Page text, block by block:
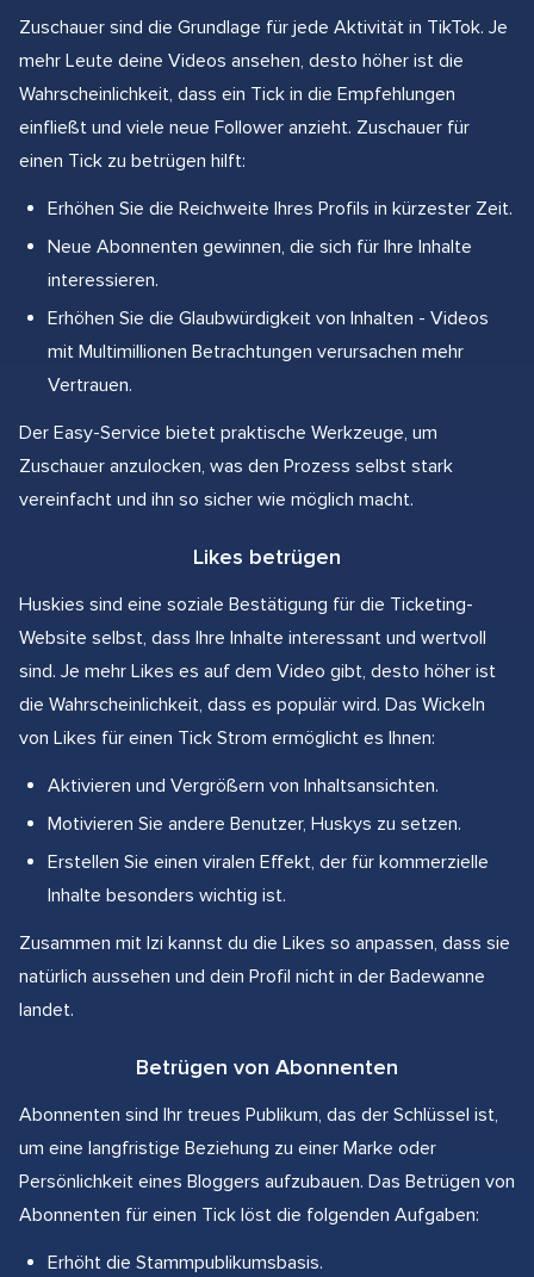
Zuschauer sind die Grundlage für jede Aktivität in TikTok. Je
mehr Leute deine Videos ansehen, desto höher ist die
Wahrscheinlichkeit, dass ein Tick in die Empfehlungen
einfließt und viele neue Follower anzieht. Zuschauer für
einen Tick zu betrügen hilft:
Erhöhen Sie die Reichweite Ihres Profils in kürzester Zeit.
Neue Abonnenten gewinnen, die sich für Ihre Inhalte
interessieren.
Erhöhen Sie die Glaubwürdigkeit von Inhalten - Videos
mit Multimillionen Betrachtungen verursachen mehr
Vertrauen.
Der Easy-Service bietet praktische Werkzeuge, um
Zuschauer anzulocken, was den Prozess selbst stark
vereinfacht und ihn so sicher wie möglich macht.
Likes betrügen
Huskies sind eine soziale Bestätigung für die Ticketing-
Website selbst, dass Ihre Inhalte interessant und wertvoll
sind. Je mehr Likes es auf dem Video gibt, desto höher ist
die Wahrscheinlichkeit, dass es populär wird. Das Wickeln
von Likes für einen Tick Strom ermöglicht es Ihnen:
Aktivieren und Vergrößern von Inhaltsansichten.
Motivieren Sie andere Benutzer, Huskys zu setzen.
Erstellen Sie einen viralen Effekt, der für kommerzielle
Inhalte besonders wichtig ist.
Zusammen mit Izi kannst du die Likes so anpassen, dass sie
natürlich aussehen und dein Profil nicht in der Badewanne
landet.
Betrügen von Abonnenten
Abonnenten sind Ihr treues Publikum, das der Schlüssel ist,
um eine langfristige Beziehung zu einer Marke oder
Persönlichkeit eines Bloggers aufzubauen. Das Betrügen von
Abonnenten für einen Tick löst die folgenden Aufgaben:
Erhöht die Stammpublikumsbasis.